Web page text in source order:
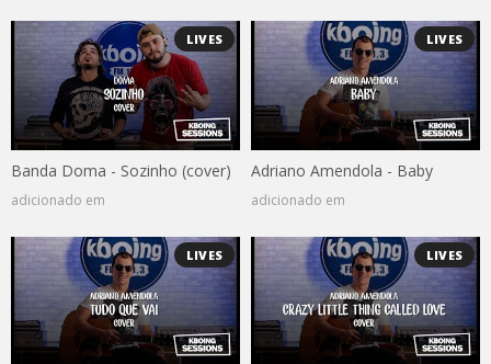
LIVES
Banda Doma - Sozinho (cover)
adicionado em
LIVES
Adriano Amendola - Baby
adicionado em
LIVES LIVES